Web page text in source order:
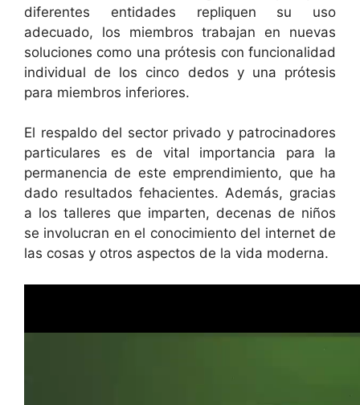
diferentes entidades repliquen su uso
adecuado, los miembros trabajan en nuevas
soluciones como una prótesis con funcionalidad
individual de los cinco dedos y una prótesis
para miembros inferiores.
El respaldo del sector privado y patrocinadores
particulares es de vital importancia para la
permanencia de este emprendimiento, que ha
dado resultados fehacientes. Además, gracias
a los talleres que imparten, decenas de niños
se involucran en el conocimiento del internet de
las cosas y otros aspectos de la vida moderna.